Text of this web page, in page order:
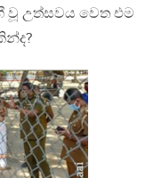
වූ උත්සවය වෙත එම